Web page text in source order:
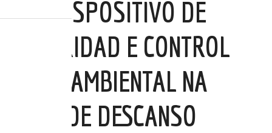
SEU DISPOSITIVO DE
SEGURIDAD E CONTROL
MEDIOAMBIENTAL NA
ÁREA DE DESCANSO